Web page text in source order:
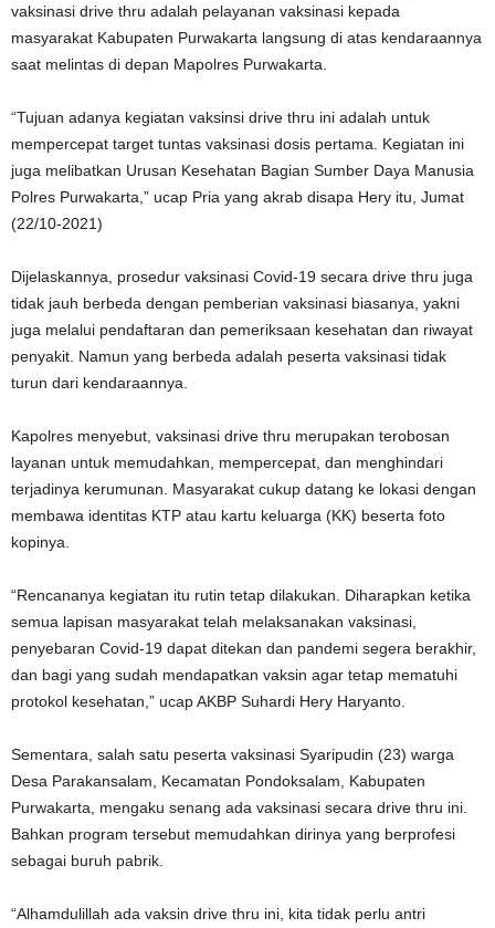
vaksinasi drive thru adalah pelayanan vaksinasi kepada
masyarakat Kabupaten Purwakarta langsung di atas kendaraannya
saat melintas di depan Mapolres Purwakarta.
“Tujuan adanya kegiatan vaksinsi drive thru ini adalah untuk
mempercepat target tuntas vaksinasi dosis pertama. Kegiatan ini
juga melibatkan Urusan Kesehatan Bagian Sumber Daya Manusia
Polres Purwakarta,” ucap Pria yang akrab disapa Hery itu, Jumat
(22/10-2021)
Dijelaskannya, prosedur vaksinasi Covid-19 secara drive thru juga
tidak jauh berbeda dengan pemberian vaksinasi biasanya, yakni
juga melalui pendaftaran dan pemeriksaan kesehatan dan riwayat
penyakit. Namun yang berbeda adalah peserta vaksinasi tidak
turun dari kendaraannya.
Kapolres menyebut, vaksinasi drive thru merupakan terobosan
layanan untuk memudahkan, mempercepat, dan menghindari
terjadinya kerumunan. Masyarakat cukup datang ke lokasi dengan
membawa identitas KTP atau kartu keluarga (KK) beserta foto
kopinya.
“Rencananya kegiatan itu rutin tetap dilakukan. Diharapkan ketika
semua lapisan masyarakat telah melaksanakan vaksinasi,
penyebaran Covid-19 dapat ditekan dan pandemi segera berakhir,
dan bagi yang sudah mendapatkan vaksin agar tetap mematuhi
protokol kesehatan,” ucap AKBP Suhardi Hery Haryanto.
Sementara, salah satu peserta vaksinasi Syaripudin (23) warga
Desa Parakansalam, Kecamatan Pondoksalam, Kabupaten
Purwakarta, mengaku senang ada vaksinasi secara drive thru ini.
Bahkan program tersebut memudahkan dirinya yang berprofesi
sebagai buruh pabrik.
“Alhamdulillah ada vaksin drive thru ini, kita tidak perlu antri